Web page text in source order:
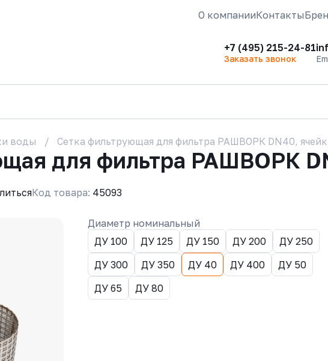
О компанииКонтакты
+7 (495) 215-24-81
Заказать звонок
воды Сетка фильтрующая для фильтра РАШВОРК DN40,
для фильтра РАШВОРК
Код товара: 45093
Диаметр номинальный
ДУ 100
ДУ 125 ДУ 150 ДУ 200
ДУ 250
ДУ 300
ДУ 350 ДУ 40 ДУ 400
ДУ 50
ДУ 65
ДУ 80